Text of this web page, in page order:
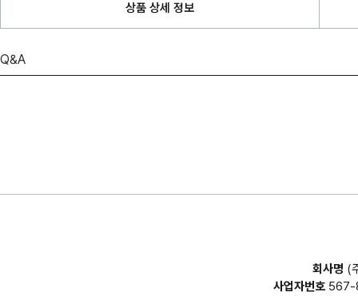
상품 상세 정보
Q&A
회사명 (
사업자번호567-